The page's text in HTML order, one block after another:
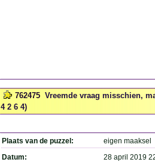
762475 Vreemde vraag misschien,
4 2 6 4)
Plaats van de puzzel:
eigen maaksel
Datum:
28 april 2019